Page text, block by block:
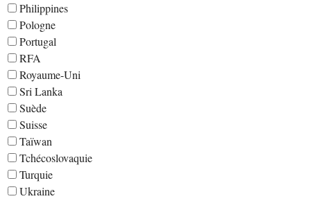
Philippines
Pologne
Portugal
RFA
Royaume-Uni
Sri Lanka
Suède
Suisse
Taïwan
Tchécoslovaquie
Turquie
Ukraine